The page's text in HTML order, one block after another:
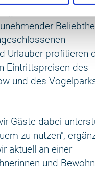
Kurkarten-Vorbild
Urlauber profitieren
Eintrittspreisen des
und des
Gäste dabei
zu nutzen",
aktuell an einer
und